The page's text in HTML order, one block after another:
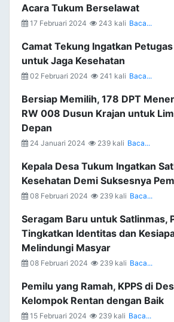
Acara Tukum Berselawat
17 Februari 2024 243 kali Baca...
Camat Tekung Ingatkan
untuk Jaga Kesehatan
02 Februari 2024 241 kali Baca...
Bersiap Memilih, 178 DPT
RW 008 Dusun Krajan untuk
Depan
24 Januari 2024 239 kali Baca...
Kepala Desa Tukum Ingatkan
Kesehatan Demi Suksesnya
08 Februari 2024 239 kali Baca...
Seragam Baru untuk Satlinmas,
Tingkatkan Identitas dan
Melindungi Masyar
08 Februari 2024 239 kali Baca...
Pemilu yang Ramah, KPPS di
Kelompok Rentan dengan Baik
15 Februari 2024 239 kali Baca...